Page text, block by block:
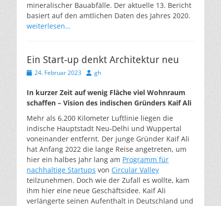
mineralischer Bauabfälle. Der aktuelle 13. Bericht
basiert auf den amtlichen Daten des Jahres 2020.
weiterlesen…
Ein Start-up denkt Architektur neu
Veröffentlicht
24. Februar 2023 Autor
gh
In kurzer Zeit auf wenig Fläche viel Wohnraum
schaffen – Vision des indischen Gründers Kaif Ali
Mehr als 6.200 Kilometer Luftlinie liegen die
indische Hauptstadt Neu-Delhi und Wuppertal
voneinander entfernt. Der junge Gründer Kaif Ali
hat Anfang 2022 die lange Reise angetreten, um
hier ein halbes Jahr lang am Programm für
nachhaltige Startups von Circular Valley
teilzunehmen. Doch wie der Zufall es wollte, kam
ihm hier eine neue Geschäftsidee. Kaif Ali
verlängerte seinen Aufenthalt in Deutschland und